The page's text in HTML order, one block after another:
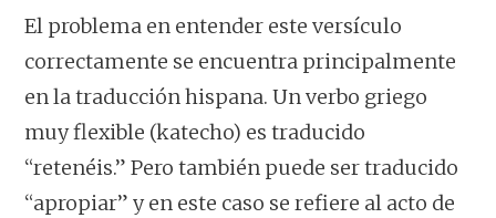
El problema en entender este versículo
correctamente se encuentra principalmente
en la traducción hispana. Un verbo griego
muy flexible (katecho) es traducido
“retenéis.” Pero también puede ser traducido
“apropiar” y en este caso se refiere al acto de